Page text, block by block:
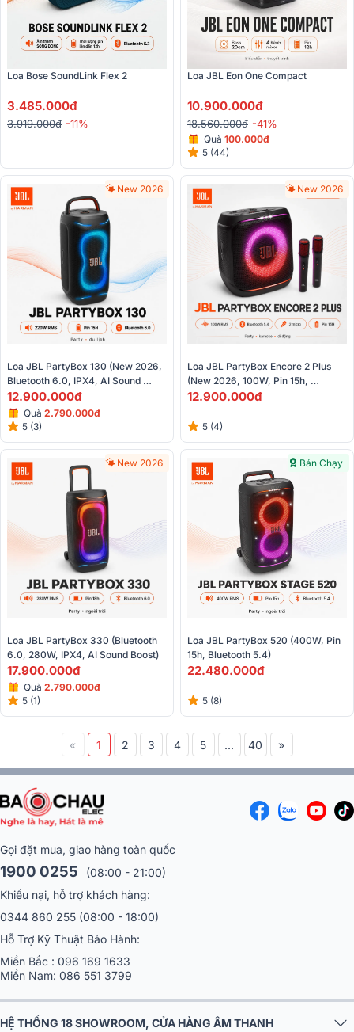
Loa Bose SoundLink Flex 2
3.485.000đ
3.919.000đ -11%
Loa JBL Eon One Compact
10.900.000đ
18.560.000đ -41%
Quà 100.000đ
5 (44)
New 2026
Loa JBL PartyBox 130 (New 2026,
Bluetooth 6.0, IPX4, AI Sound
Boost, Auracast)
12.900.000đ
Quà 2.790.000đ
5 (3)
New 2026
Loa JBL PartyBox Encore 2 Plus
(New 2026, 100W, Pin 15h,
Bluetooth 5.4)
12.900.000đ
5 (4)
New 2026
Loa JBL PartyBox 330 (Bluetooth
6.0, 280W, IPX4, AI Sound Boost)
17.900.000đ
Quà 2.790.000đ
5 (1)
Bán Chạy
Loa JBL PartyBox 520 (400W, Pin
15h, Bluetooth 5.4)
22.480.000đ
5 (8)
« 1 2 3 4 5 ... 40 »
Gọi đặt mua, giao hàng toàn quốc
1900 0255
(08:00 - 21:00)
Khiếu nại, hỗ trợ khách hàng:
0344 860 255 (08:00 - 18:00)
Hỗ Trợ Kỹ Thuật Bảo Hành:
Miền Bắc : 096 169 1633
Miền Nam: 086 551 3799
HỆ THỐNG 18 SHOWROOM, CỬA HÀNG ÂM THANH